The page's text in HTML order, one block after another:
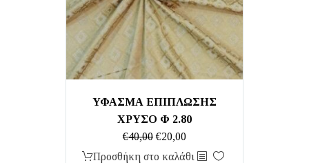
ΥΦΑΣΜΑ ΕΠΙΠΛΩΣΗΣ
ΧΡΥΣΟ Φ 2.80
€40,00 Original
price
€20,00Η
τρέχουσα
Προσθήκη στο καλάθι